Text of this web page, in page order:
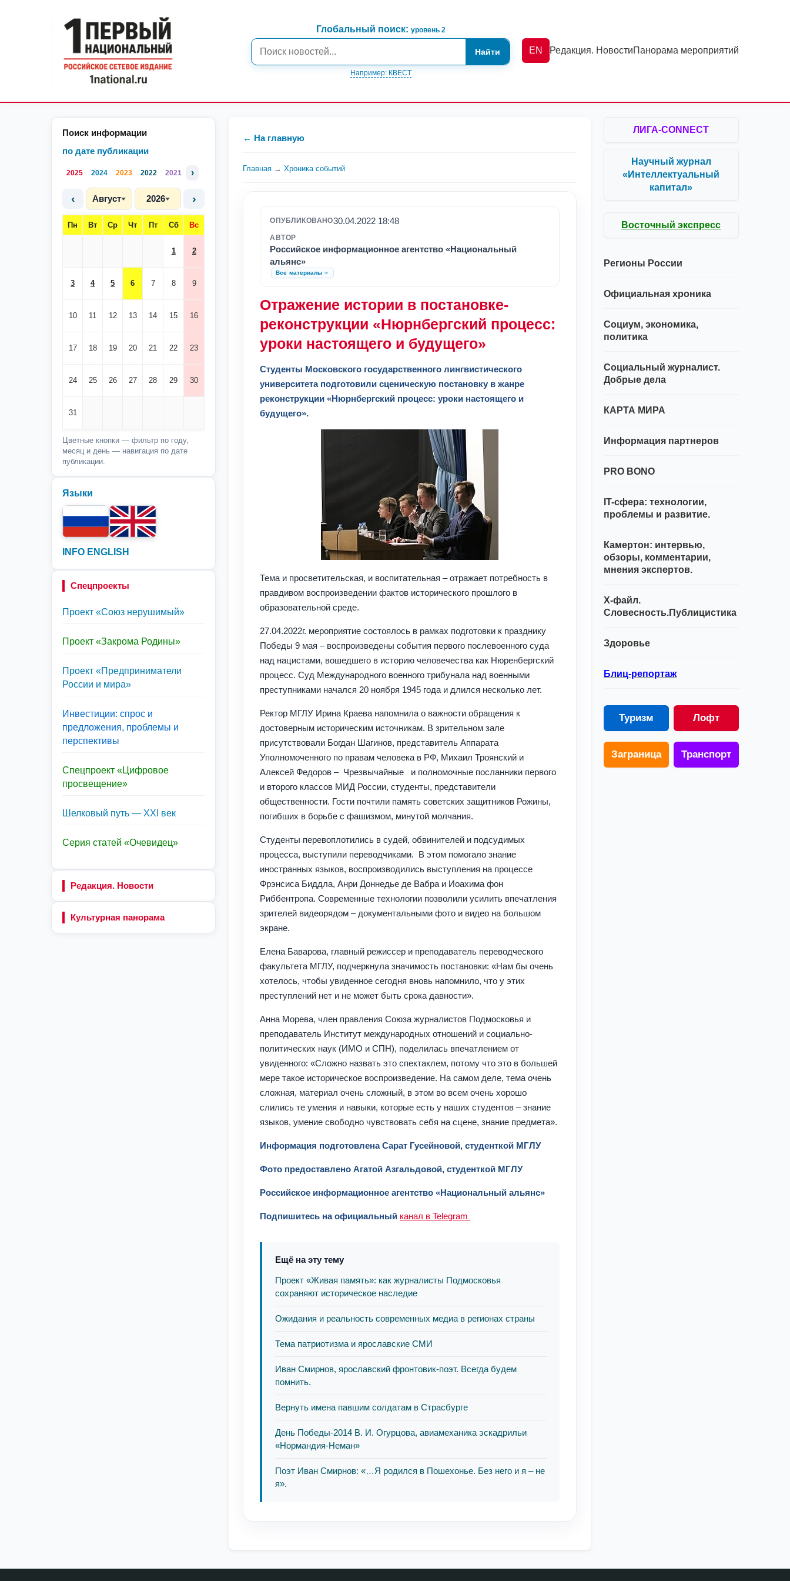
Глобальный поиск: уровень 2
Найти
Например: КВЕСТ
EN Редакция. НовостиПанорама мероприятий
Поиск информации
по дате публикации
2025 2024 2023 2022 2021 ›
‹ Август 2026 ›
Пн Вт Ср Чт Пт Сб Вс
1 2
3 4 5 6 7 8 9
10 11 12 13 14 15 16
17 18 19 20 21 22 23
24 25 26 27 28 29 30
31
Цветные кнопки — фильтр по году,
месяц и день — навигация по дате
публикации.
Языки
INFO ENGLISH
Спецпроекты
Проект «Союз нерушимый»
Проект «Закрома Родины»
Проект «Предприниматели
России и мира»
Инвестиции: спрос и
предложения, проблемы и
перспективы
Спецпроект «Цифровое
просвещение»
Шелковый путь — XXI век
Серия статей «Очевидец»
Редакция. Новости
Культурная панорама
← На главную
Главная → Хроника событий
ОПУБЛИКОВАНО30.04.2022 18:48
АВТОР
Российское информационное агентство «Национальный
альянс»
Все материалы
Отражение истории в постановке-
реконструкции «Нюрнбергский процесс:
уроки настоящего и будущего»
Студенты Московского государственного лингвистического
университета подготовили сценическую постановку в жанре
реконструкции «Нюрнбергский процесс: уроки настоящего и
будущего».
Тема и просветительская, и воспитательная – отражает потребность в
правдивом воспроизведении фактов исторического прошлого в
образовательной среде.
27.04.2022г. мероприятие состоялось в рамках подготовки к празднику
Победы 9 мая – воспроизведены события первого послевоенного суда
над нацистами, вошедшего в историю человечества как Нюренбергский
процесс. Суд Международного военного трибунала над военными
преступниками начался 20 ноября 1945 года и длился несколько лет.
Ректор МГЛУ Ирина Краева напомнила о важности обращения к
достоверным историческим источникам. В зрительном зале
присутствовали Богдан Шагинов, представитель Аппарата
Уполномоченного по правам человека в РФ, Михаил Троянский и
Алексей Федоров – Чрезвычайные и полномочные посланники первого
и второго классов МИД России, студенты, представители
общественности. Гости почтили память советских защитников Рожины,
погибших в борьбе с фашизмом, минутой молчания.
Студенты перевоплотились в судей, обвинителей и подсудимых
процесса, выступили переводчиками. В этом помогало знание
иностранных языков, воспроизводились выступления на процессе
Фрэнсиса Биддла, Анри Доннедье де Вабра и Иоахима фон
Риббентропа. Современные технологии позволили усилить впечатления
зрителей видеорядом – документальными фото и видео на большом
экране.
Елена Баварова, главный режиссер и преподаватель переводческого
факультета МГЛУ, подчеркнула значимость постановки: «Нам бы очень
хотелось, чтобы увиденное сегодня вновь напомнило, что у этих
преступлений нет и не может быть срока давности».
Анна Морева, член правления Союза журналистов Подмосковья и
преподаватель Институт международных отношений и социально-
политических наук (ИМО и СПН), поделилась впечатлением от
увиденного: «Сложно назвать это спектаклем, потому что это в большей
мере такое историческое воспроизведение. На самом деле, тема очень
сложная, материал очень сложный, в этом во всем очень хорошо
слились те умения и навыки, которые есть у наших студентов – знание
языков, умение свободно чувствовать себя на сцене, знание предмета».
Информация подготовлена Сарат Гусейновой, студенткой МГЛУ
Фото предоставлено Агатой Азгальдовой, студенткой МГЛУ
Российское информационное агентство «Национальный альянс»
Подпишитесь на официальный канал в Telegram
Ещё на эту тему
Проект «Живая память»: как журналисты Подмосковья
сохраняют историческое наследие
Ожидания и реальность современных медиа в регионах страны
Тема патриотизма и ярославские СМИ
Иван Смирнов, ярославский фронтовик-поэт. Всегда будем
помнить.
Вернуть имена павшим солдатам в Страсбурге
День Победы-2014 В. И. Огурцова, авиамеханика эскадрильи
«Нормандия-Неман»
Поэт Иван Смирнов: «…Я родился в Пошехонье. Без него и я – не
я».
ЛИГА-CONNECT
Научный журнал
«Интеллектуальный
капитал»
Восточный экспресс
Регионы России
Официальная хроника
Социум, экономика,
политика
Социальный журналист.
Добрые дела
КАРТА МИРА
Информация партнеров
PRO BONO
IT-сфера: технологии,
проблемы и развитие.
Камертон: интервью,
обзоры, комментарии,
мнения экспертов.
Х-файл.
Словесность.Публицистика
Здоровье
Блиц-репортаж
Туризм Лофт
Заграница Транспорт